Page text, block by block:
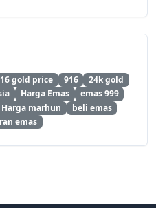
gold price 916
24k gold
Harga Emas
emas 999
Harga marhun
beli emas
emas